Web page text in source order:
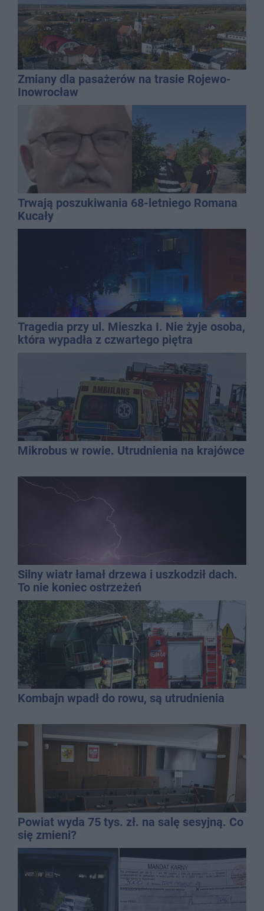
Zmiany dla pasażerów na trasie Rojewo-
Inowrocław
Trwają poszukiwania 68-letniego Romana
Kucały
Tragedia przy ul. Mieszka I. Nie żyje osoba,
która wypadła z czwartego piętra
Mikrobus w rowie. Utrudnienia na krajówce
Silny wiatr łamał drzewa i uszkodził dach.
To nie koniec ostrzeżeń
Kombajn wpadł do rowu, są utrudnienia
Powiat wyda 75 tys. zł. na salę sesyjną. Co
się zmieni?